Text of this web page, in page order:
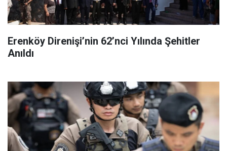
Erenköy Direnişi’nin 62’nci Yılında Şehitler
Anıldı